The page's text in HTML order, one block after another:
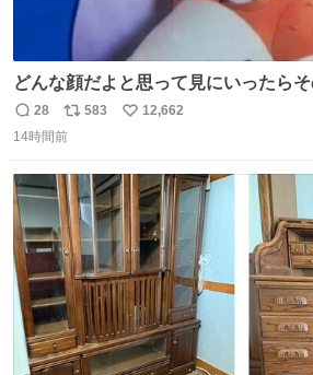
どんな顔だよと思って見にいったら
返
信
28
リ
ポ
ト
数
583
い
数
12,662
14時間前